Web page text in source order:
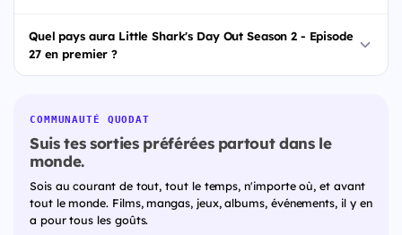
Quel pays aura Little Shark's Day Out Season 2 - Episode
27 en premier ?
COMMUNAUTÉ QUODAT
Suis tes sorties préférées partout dans le
monde.
Sois au courant de tout, tout le temps, n'importe où, et avant
tout le monde. Films, mangas, jeux, albums, événements, il y en
a pour tous les goûts.